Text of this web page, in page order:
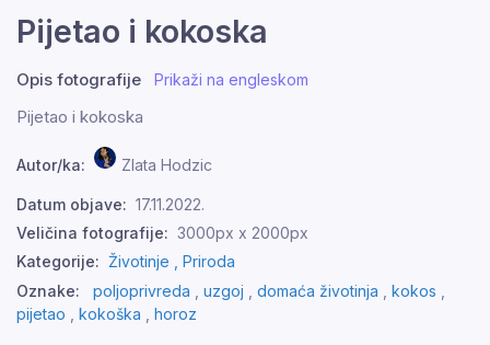
Pijetao i kokoska
Opis fotografije Prikaži na engleskom
Pijetao i kokoska
Autor/ka: Zlata Hodzic
Datum objave: 17.11.2022.
Veličina fotografije: 3000px x 2000px
Kategorije: Životinje , Priroda
Oznake:
poljoprivreda uzgoj domaća životinja kokos
pijetao
kokoška horoz